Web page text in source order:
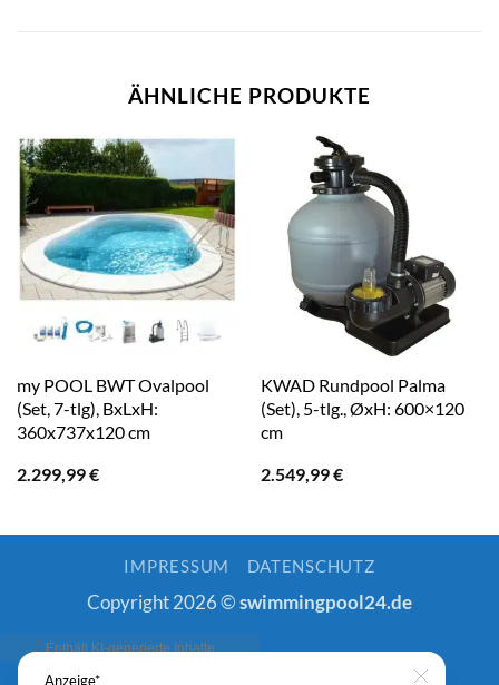
ÄHNLICHE PRODUKTE
my POOL BWT Ovalpool
(Set, 7-tlg), BxLxH:
360x737x120 cm
2.299,99€
KWAD Rundpool Palma
(Set), 5-tlg., ØxH: 600×120
cm
2.549,99€
IMPRESSUM DATENSCHUTZ
Copyright 2026 ©swimmingpool24.de
Anzeige*